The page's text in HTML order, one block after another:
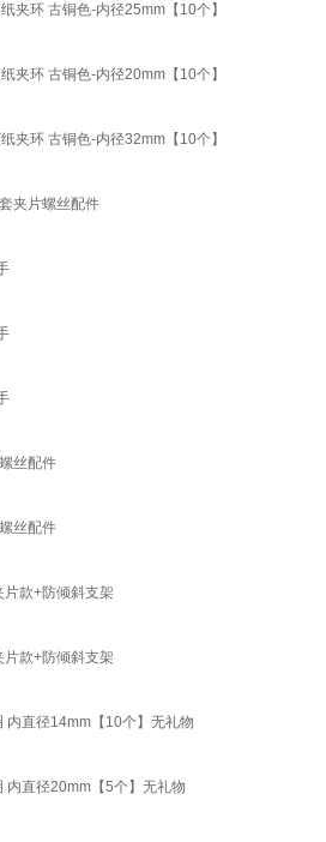
夹环 古铜色-内径25mm【10个】
夹环 古铜色-内径20mm【10个】
夹环 古铜色-内径32mm【10个】
夹片螺丝配件
丝配件
丝配件
款+防倾斜支架
款+防倾斜支架
内直径14mm【10个】无礼物
内直径20mm【5个】无礼物